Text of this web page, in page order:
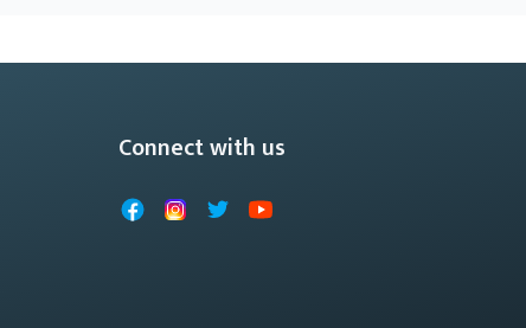
Connect with us
FacebookInstagram
X YouTube